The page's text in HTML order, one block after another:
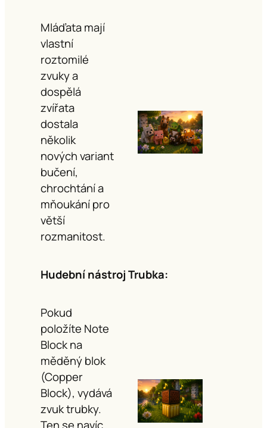
Mláďata mají
vlastní
roztomilé
zvuky a
dospělá
zvířata
dostala
několik
nových variant
bučení,
chrochtání a
mňoukání pro
větší
rozmanitost.
Hudební nástroj Trubka:
Pokud
položíte Note
Block na
měděný blok
(Copper
Block), vydává
zvuk trubky.
Ten se navíc